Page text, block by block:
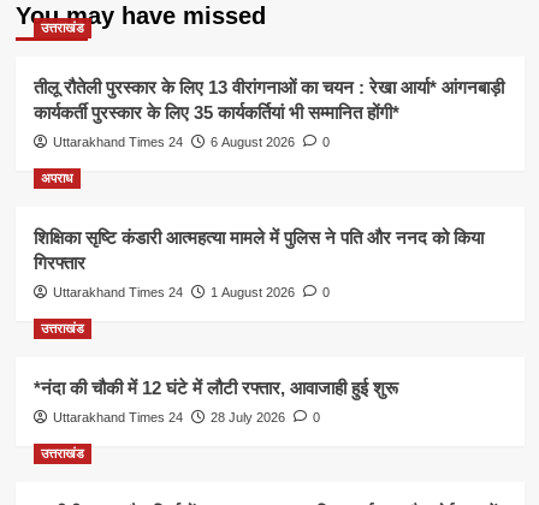
You may have missed
उत्तराखंड
तीलू रौतेली पुरस्कार के लिए 13 वीरांगनाओं का चयन : रेखा आर्या* आंगनबाड़ी
कार्यकर्ती पुरस्कार के लिए 35 कार्यकर्तियां भी सम्मानित होंगी*
Uttarakhand Times 24 6 August 2026 0
अपराध
शिक्षिका सृष्टि कंडारी आत्महत्या मामले में पुलिस ने पति और ननद को किया
गिरफ्तार
Uttarakhand Times 24 1 August 2026 0
उत्तराखंड
*नंदा की चौकी में 12 घंटे में लौटी रफ्तार, आवाजाही हुई शुरू
Uttarakhand Times 24 28 July 2026 0
उत्तराखंड